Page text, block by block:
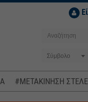
Σύμβολο
#ΜΕΤΑΚΙΝΗΣΗ